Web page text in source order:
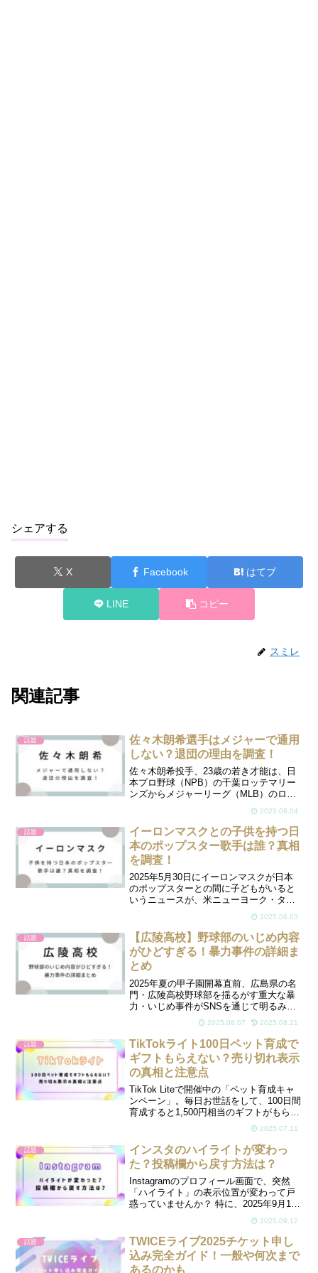
シェアする
X Facebook はてブ
LINE コピー
スミレ
関連記事
話題
佐々木朗希選手はメジャーで通用
しない？退団の理由を調査！
佐々木朗希投手、23歳の若き才能は、日
本プロ野球（NPB）の千葉ロッテマリー
ンズからメジャーリーグ（MLB）のロサ
ンゼルス・ドジャースに移籍し、大きな
注目を集めています。しかし、彼のメジ
ャー挑戦には賛否両論があり、「本当に
通用するのか？」と...
2025.09.04
話題
イーロンマスクとの子供を持つ日
本のポップスター歌手は誰？真相
を調査！
2025年5月30日にイーロンマスクが日本
のポップスターとの間に子どもがいると
いうニュースが、米ニューヨーク・タイ
ムズ紙で報道されました。この報道で
様々な憶測がSNSでも話題になっていま
す。日本のポップスターとは誰なのか？
気になりますね。こ...
2025.06.03
話題
【広陵高校】野球部のいじめ内容
がひどすぎる！暴力事件の詳細ま
とめ
2025年夏の甲子園開幕直前、広島県の名
門・広陵高校野球部を揺るがす重大な暴
力・いじめ事件がSNSを通じて明るみに
出ました。この事件は、野球部寮内で起
きた上級生による下級生への集団暴行や
性的強要を含む極めて悪質な内容で、高
校野球ファンや一般...
2025.08.07 2025.08.21
話題
TikTokライト100日ペット育成で
ギフトもらえない？売り切れ表示
の真相と注意点
TikTok Liteで開催中の「ペット育成キャ
ンペーン」。毎日お世話をして、100日間
育成すると1,500円相当のギフトがもらえ
る…そんな話題のキャンペーンに参加し
ていた方も多いのではないでしょうか？
しかし、いざ100日達成してもサクラギ...
2025.07.11
話題
インスタのハイライトが変わっ
た？投稿欄から戻す方法は？
Instagramのプロフィール画面で、突然
「ハイライト」の表示位置が変わって戸
惑っていませんか？ 特に、2025年9月11
日頃から、ハイライトが従来のプロフィ
ール下部（丸いアイコン表示）から、投
稿欄の中に四角い形で混在するようにな
ってしま...
2025.09.12
話題
TWICEライブ2025チケット申し
込み完全ガイド！一般や何次まで
あるのかも